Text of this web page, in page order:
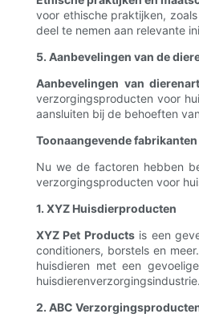
voor ethische praktijken,
deel te nemen aan relevante
5. Aanbevelingen van de
Aanbevelingen van
verzorgingsproducten voor
aansluiten bij de behoeften
Toonaangevende
Nu we de factoren hebben
verzorgingsproducten voor
1. XYZ Huisdierproducten
XYZ Pet Productsis een
conditioners, borstels en
huisdieren met een
huisdierenverzorgingsindustrie.
2. ABC